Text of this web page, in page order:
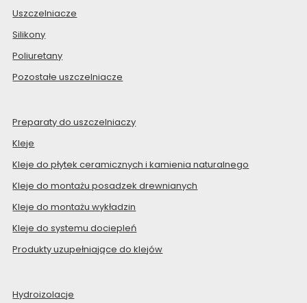
Uszczelniacze
Silikony
Poliuretany
Pozostałe uszczelniacze
Preparaty do uszczelniaczy
Kleje
Kleje do płytek ceramicznych i kamienia naturalnego
Kleje do montażu posadzek drewnianych
Kleje do montażu wykładzin
Kleje do systemu dociepleń
Produkty uzupełniające do klejów
Hydroizolacje